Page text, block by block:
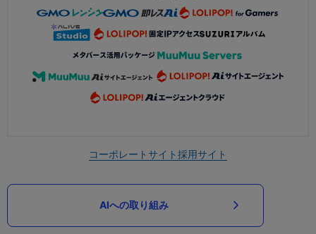
コーポレートサイト採用サイト
AIへの取り組み